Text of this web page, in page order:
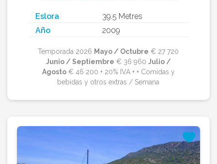
Eslora
39.5 Metres
Año
2009
Temporada 2026 Mayo / Octubre € 27 720
Junio / Septiembre € 36 960 Julio /
Agosto€ 46 200 + 20% IVA + + Comidas y
bebidas y otros extras / Semana